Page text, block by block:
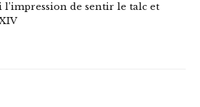
l’impression de sentir le talc et